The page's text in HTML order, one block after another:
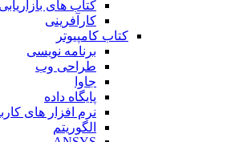
کتاب های
کارآفرینی
کتاب کامپیوتر
برنامه نویسی
طراحی وب
جاوا
پایگاه داده
نرم افزار های
الگوریتم